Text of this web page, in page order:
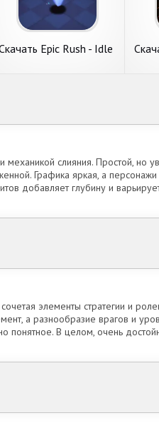
известного коллектива 부
싯돌(BUSIDOL). Главные
требования. 1. Объем
незанятой памяти
подробнее
Epic Rush - Idle
стратегии. Epic Rush -
PIXEL GAMES LTD.
требования. 1.
подробнее
Tree
механикой слияния. Простой, но
Графика яркая, а
добавляет глубину и варьирует
элементы стратегии и
а разнообразие врагов и
понятное. В целом, очень